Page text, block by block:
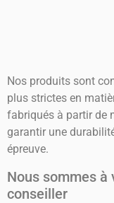
Nos produits sont
plus strictes en
fabriqués à partir de
garantir une
épreuve.
Nous sommes
conseiller